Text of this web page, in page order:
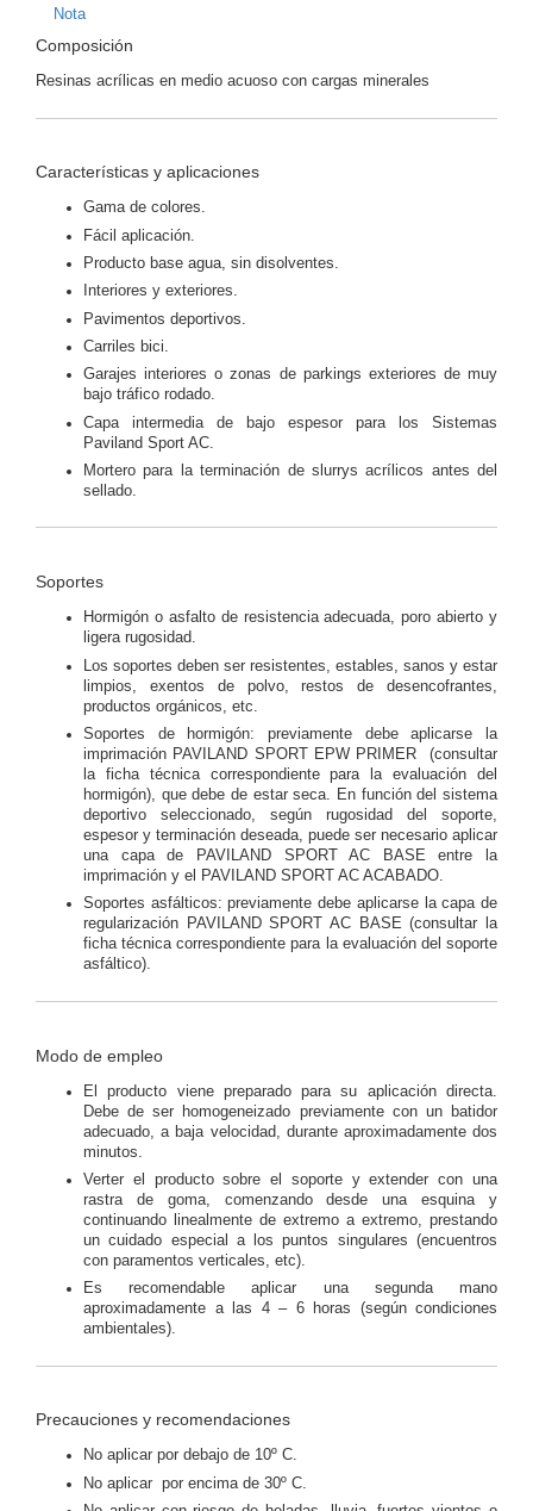
Nota
Composición
Resinas acrílicas en medio acuoso con cargas minerales
Características y aplicaciones
Gama de colores.
Fácil aplicación.
Producto base agua, sin disolventes.
Interiores y exteriores.
Pavimentos deportivos.
Carriles bici.
Garajes interiores o zonas de parkings exteriores de muy
bajo tráfico rodado.
Capa intermedia de bajo espesor para los Sistemas
Paviland Sport AC.
Mortero para la terminación de slurrys acrílicos antes del
sellado.
Soportes
Hormigón o asfalto de resistencia adecuada, poro abierto y
ligera rugosidad.
Los soportes deben ser resistentes, estables, sanos y estar
limpios, exentos de polvo, restos de desencofrantes,
productos orgánicos, etc.
Soportes de hormigón: previamente debe aplicarse la
imprimación PAVILAND SPORT EPW PRIMER (consultar
la ficha técnica correspondiente para la evaluación del
hormigón), que debe de estar seca. En función del sistema
deportivo seleccionado, según rugosidad del soporte,
espesor y terminación deseada, puede ser necesario aplicar
una capa de PAVILAND SPORT AC BASE entre la
imprimación y el PAVILAND SPORT AC ACABADO.
Soportes asfálticos: previamente debe aplicarse la capa de
regularización PAVILAND SPORT AC BASE (consultar la
ficha técnica correspondiente para la evaluación del soporte
asfáltico).
Modo de empleo
El producto viene preparado para su aplicación directa.
Debe de ser homogeneizado previamente con un batidor
adecuado, a baja velocidad, durante aproximadamente dos
minutos.
Verter el producto sobre el soporte y extender con una
rastra de goma, comenzando desde una esquina y
continuando linealmente de extremo a extremo, prestando
un cuidado especial a los puntos singulares (encuentros
con paramentos verticales, etc).
Es recomendable aplicar una segunda mano
aproximadamente a las 4 – 6 horas (según condiciones
ambientales).
Precauciones y recomendaciones
No aplicar por debajo de 10º C.
No aplicar por encima de 30º C.